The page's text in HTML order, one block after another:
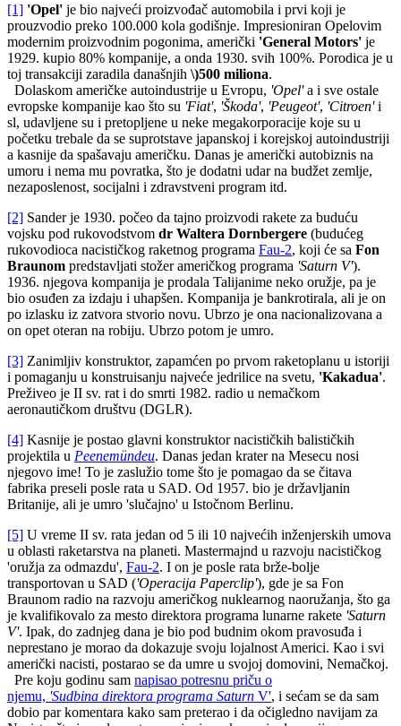
[1] 'Opel' je bio najveći proizvođač automobila i prvi koji je
prouzvodio preko 100.000 kola godišnje. Impresioniran Opelovim
modernim proizvodnim pogonima, američki 'General Motors' je
1929. kupio 80% kompanije, a onda 1930. svih 100%. Porodica je u
toj transakciji zaradila današnjih \)500 miliona.
Dolaskom američke autoindustrije u Evropu, 'Opel'a i sve ostale
evropske kompanije kao što su 'Fiat', 'Škoda', 'Peugeot', 'Citroen'i
sl, udavljene su i pretopljene u neke megakorporacije koje su u
početku trebale da se suprotstave japanskoj i korejskoj autoindustriji
a kasnije da spašavaju američku. Danas je američki autobiznis na
umoru i nema mu povratka, što je dodatni udar na budžet zemlje,
nezaposlenost, socijalni i zdravstveni program itd.
[2] Sander je 1930. počeo da tajno proizvodi rakete za buduću
vojsku pod rukovodstvom dr Waltera Dornbergere (budućeg
rukovodioca nacističkog raketnog programa Fau-2, koji će sa Fon
Braunom predstavljati stožer američkog programa 'Saturn V').
1936. njegova kompanija je prodala Talijanime neko oružje, pa je
bio osuđen za izdaju i uhapšen. Kompanija je bankrotirala, ali je on
po izlasku iz zatvora stvorio novu. Ubrzo je ona nacionalizovana a
on opet oteran na robiju. Ubrzo potom je umro.
[3] Zanimljiv konstruktor, zapamćen po prvom raketoplanu u istoriji
i pomaganju u konstruisanju najveće jedrilice na svetu, 'Kakadua'.
Preživeo je II sv. rat i do smrti 1982. radio u nemačkom
aeronautičkom društvu (DGLR).
[4] Kasnije je postao glavni konstruktor nacističkih balističkih
projektila u Peenemündeu. Danas jedan krater na Mesecu nosi
njegovo ime! To je zaslužio tome što je pomagao da se čitava
fabrika preseli posle rata u SAD. Od 1957. bio je državljanin
Britanije, ali je umro 'slučajno' u Istočnom Berlinu.
[5] U vreme II sv. rata jedan od 5 ili 10 najvećih inženjerskih umova
u oblasti raketarstva na planeti. Mastermajnd u razvoju nacističkog
'oružja za odmazdu', Fau-2. I on je posle rata brže-bolje
transportovan u SAD ('Operacija Paperclip'), gde je sa Fon
Braunom radio na razvoju američkog nuklearnog naoružanja, što ga
je kvalifikovalo za mesto direktora programa lunarne rakete 'Saturn
V'. Ipak, do zadnjeg dana je bio pod budnim okom pravosuđa i
neprestano je morao da dokazuje svoju lojalnost Americi. Kao i svi
američki nacisti, postarao se da umre u svojoj domovini, Nemačkoj.
Pre koju godinu sam napisao potresnu priču o
njemu, 'Sudbina direktora programa Saturn V', i sećam se da sam
dobio par komentara kako sam preterao i da očigledno navijam za